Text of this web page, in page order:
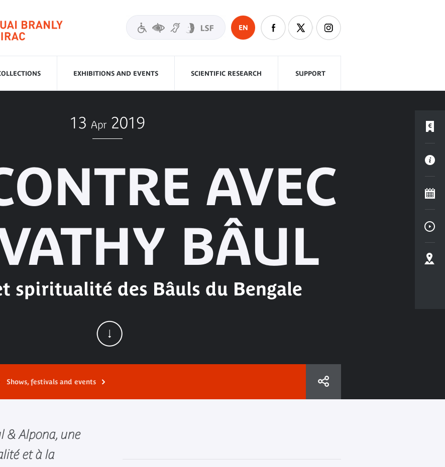
EN
EXHIBITIONS AND EVENTS SCIENTIFIC RESEARCH SUPPORT
13 Apr 2019
AVEC
BÂUL
spiritualité des Bâuls du Bengale
Shows, festivals and events
& Alpona, une
et à la